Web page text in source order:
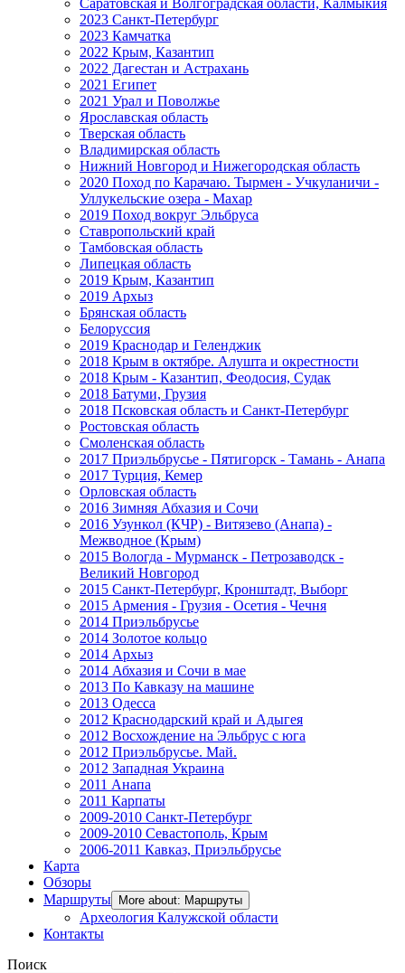
Саратовская и Волгоградская области, Калмыкия
2023 Санкт-Петербург
2023 Камчатка
2022 Крым, Казантип
2022 Дагестан и Астрахань
2021 Египет
2021 Урал и Поволжье
Ярославская область
Тверская область
Владимирская область
Нижний Новгород и Нижегородская область
2020 Поход по Карачаю. Тырмен - Учкуланичи -
Уллукельские озера - Махар
2019 Поход вокруг Эльбруса
Ставропольский край
Тамбовская область
Липецкая область
2019 Крым, Казантип
2019 Архыз
Брянская область
Белоруссия
2019 Краснодар и Геленджик
2018 Крым в октябре. Алушта и окрестности
2018 Крым - Казантип, Феодосия, Судак
2018 Батуми, Грузия
2018 Псковская область и Санкт-Петербург
Ростовская область
Смоленская область
2017 Приэльбрусье - Пятигорск - Тамань - Анапа
2017 Турция, Кемер
Орловская область
2016 Зимняя Абхазия и Сочи
2016 Узункол (КЧР) - Витязево (Анапа) -
Межводное (Крым)
2015 Вологда - Мурманск - Петрозаводск -
Великий Новгород
2015 Санкт-Петербург, Кронштадт, Выборг
2015 Армения - Грузия - Осетия - Чечня
2014 Приэльбрусье
2014 Золотое кольцо
2014 Архыз
2014 Абхазия и Сочи в мае
2013 По Кавказу на машине
2013 Одесса
2012 Краснодарский край и Адыгея
2012 Восхождение на Эльбрус с юга
2012 Приэльбрусье. Май.
2012 Западная Украина
2011 Анапа
2011 Карпаты
2009-2010 Санкт-Петербург
2009-2010 Севастополь, Крым
2006-2011 Кавказ, Приэльбрусье
Карта
Обзоры
Маршруты
More about: Маршруты
Археология Калужской области
Контакты
Поиск